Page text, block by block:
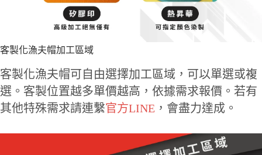
客製化漁夫帽加工區域
客製化漁夫帽可自由選擇加工區域，可以單選或複
選。客製位置越多單價越高，依據需求報價。若有
其他特殊需求請連繫官方LINE ，會盡力達成。